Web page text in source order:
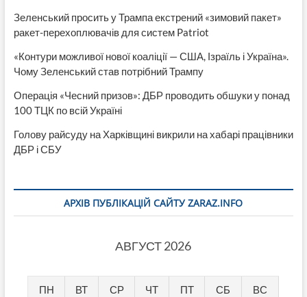
Зеленський просить у Трампа екстрений «зимовий пакет»
ракет-перехоплювачів для систем Patriot
«Контури можливої нової коаліції — США, Ізраїль і Україна».
Чому Зеленський став потрібний Трампу
Операція «Чесний призов»: ДБР проводить обшуки у понад
100 ТЦК по всій Україні
Голову райсуду на Харківщині викрили на хабарі працівники
ДБР і СБУ
АРХІВ ПУБЛІКАЦІЙ САЙТУ ZARAZ.INFO
АВГУСТ 2026
ПН ВТ СР ЧТ ПТ СБ ВС